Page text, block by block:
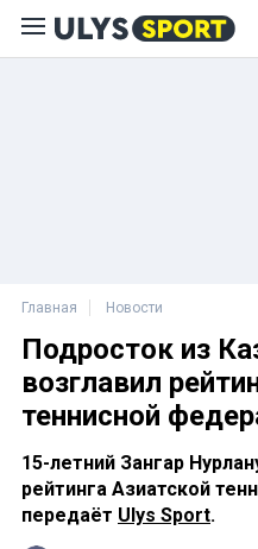
Главная Новости
Подросток из
возглавил
теннисной
15-летний Зангар
рейтинга Азиатской
передаёт Ulys Sport.